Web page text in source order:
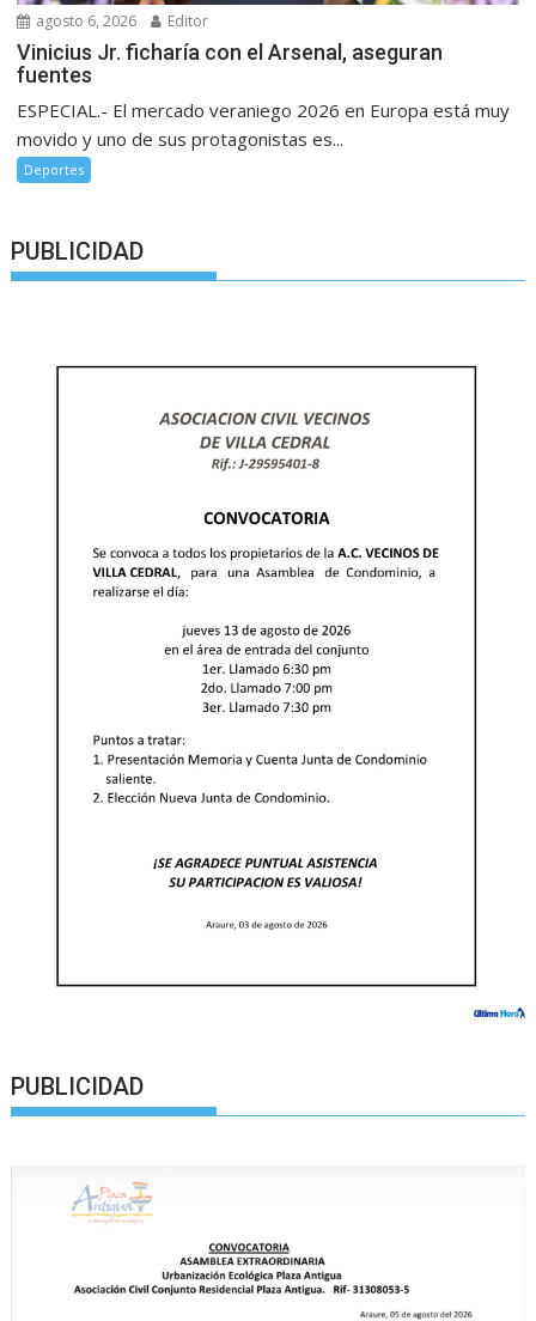
agosto 6, 2026 Editor
Vinicius Jr. ficharía con el Arsenal, aseguran
fuentes
ESPECIAL.- El mercado veraniego 2026 en Europa está muy
movido y uno de sus protagonistas es...
Deportes
PUBLICIDAD
PUBLICIDAD